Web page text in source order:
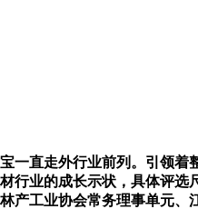
直走外行业前列。引领着
行业的成长示状，具体评
产工业协会常务理事单元